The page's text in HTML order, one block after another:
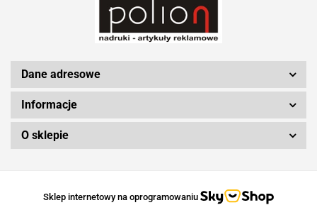
Silicon Power
Dane adresowe
Informacje
O sklepie
Sklep internetowy na oprogramowaniu